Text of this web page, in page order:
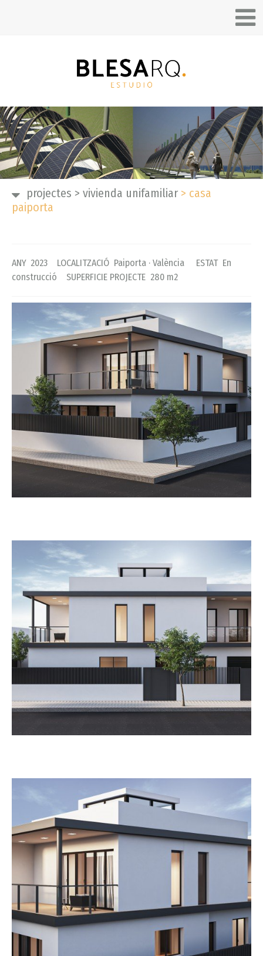
projectes > vivienda unifamiliar > casa
paiporta
ANY 2023 LOCALITZACIÓ Paiporta · València ESTAT En
construcció SUPERFICIE PROJECTE 280 m2